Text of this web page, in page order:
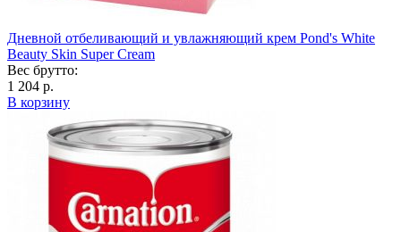
Дневной отбеливающий и увлажняющий крем Pond's White
Beauty Skin Super Cream
Вес брутто:
1 204 р.
В корзину